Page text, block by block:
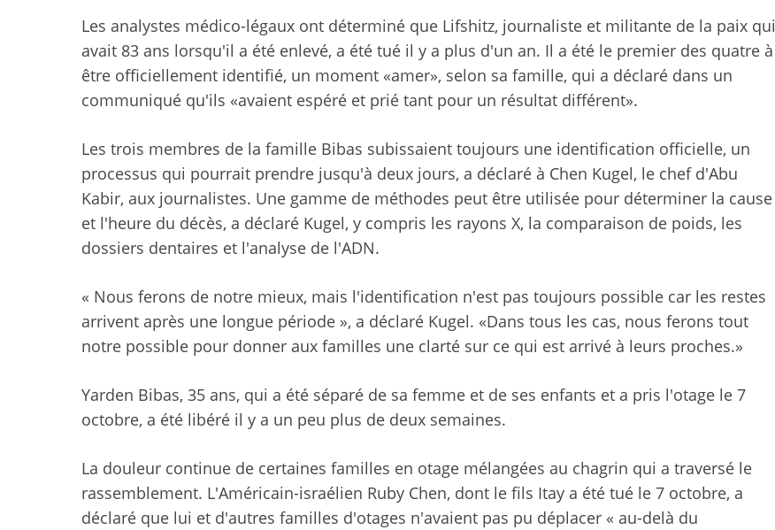
Les analystes médico-légaux ont déterminé que Lifshitz, journaliste et militante de la paix qui
avait 83 ans lorsqu'il a été enlevé, a été tué il y a plus d'un an. Il a été le premier des quatre à
être officiellement identifié, un moment «amer», selon sa famille, qui a déclaré dans un
communiqué qu'ils «avaient espéré et prié tant pour un résultat différent».
Les trois membres de la famille Bibas subissaient toujours une identification officielle, un
processus qui pourrait prendre jusqu'à deux jours, a déclaré à Chen Kugel, le chef d'Abu
Kabir, aux journalistes. Une gamme de méthodes peut être utilisée pour déterminer la cause
et l'heure du décès, a déclaré Kugel, y compris les rayons X, la comparaison de poids, les
dossiers dentaires et l'analyse de l'ADN.
« Nous ferons de notre mieux, mais l'identification n'est pas toujours possible car les restes
arrivent après une longue période », a déclaré Kugel. «Dans tous les cas, nous ferons tout
notre possible pour donner aux familles une clarté sur ce qui est arrivé à leurs proches.»
Yarden Bibas, 35 ans, qui a été séparé de sa femme et de ses enfants et a pris l'otage le 7
octobre, a été libéré il y a un peu plus de deux semaines.
La douleur continue de certaines familles en otage mélangées au chagrin qui a traversé le
rassemblement. L'Américain-israélien Ruby Chen, dont le fils Itay a été tué le 7 octobre, a
déclaré que lui et d'autres familles d'otages n'avaient pas pu déplacer « au-delà du